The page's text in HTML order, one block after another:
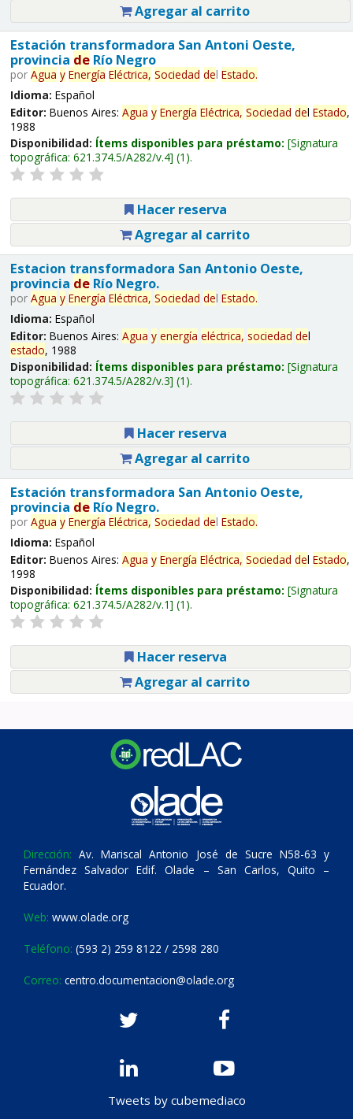
Agregar al carrito
Estación transformadora San Antoni Oeste,
provincia deRío Negro
por Agua y Energía Eléctrica, Sociedad del Estado.
Idioma: Español
Editor: Buenos Aires: Agua y Energía Eléctrica, Sociedad del Estado,
1988
Disponibilidad: Ítems disponibles para préstamo: Signatura
topográfica: 621.374.5/A282/v.4 (1).
Hacer reserva
Agregar al carrito
Estacion transformadora San Antonio Oeste,
provincia deRío Negro.
por Agua y Energía Eléctrica, Sociedad del Estado.
Idioma: Español
Editor: Buenos Aires: Agua y energía eléctrica, sociedad del
estado, 1988
Disponibilidad: Ítems disponibles para préstamo: Signatura
topográfica: 621.374.5/A282/v.3 (1).
Hacer reserva
Agregar al carrito
Estación transformadora San Antonio Oeste,
provincia deRío Negro.
por Agua y Energía Eléctrica, Sociedad del Estado.
Idioma: Español
Editor: Buenos Aires: Agua y Energía Eléctrica, Sociedad del Estado,
1998
Disponibilidad: Ítems disponibles para préstamo: Signatura
topográfica: 621.374.5/A282/v.1 (1).
Hacer reserva
Agregar al carrito
Dirección: Av. Mariscal Antonio José de Sucre N58-63 y
Fernández Salvador Edif. Olade – San Carlos, Quito –
Ecuador.
Web: www.olade.org
Teléfono: (593 2) 259 8122 / 2598 280
Correo: centro.documentacion@olade.org
Tweets by cubemediaco